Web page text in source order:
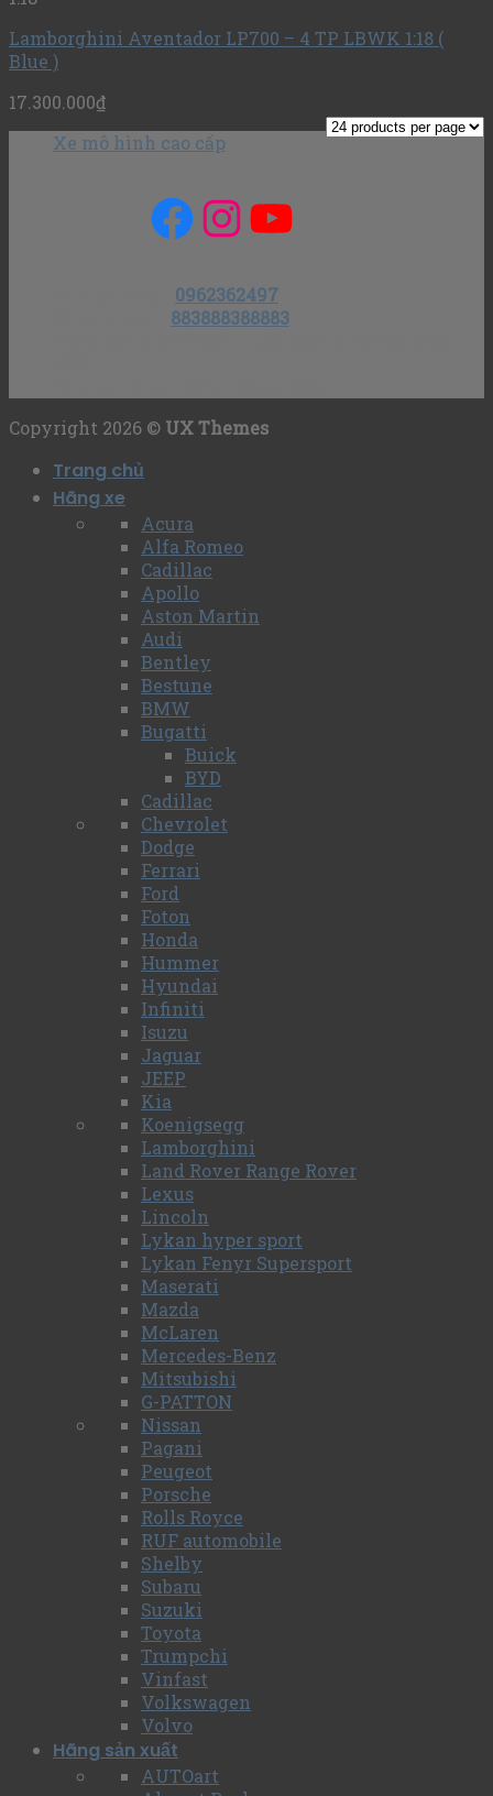
Lamborghini Aventador LP700 – 4 TP LBWK 1:18 (
Blue )
17.300.000₫
Xe mô hình cao cấp
Facebook
Instagram
YouTube
0962362497
883888388883
Copyright 2026 © UX Themes
Trang chủ
Hãng xe
Acura
Alfa Romeo
Cadillac
Apollo
Aston Martin
Audi
Bentley
Bestune
BMW
Bugatti
Buick
BYD
Cadillac
Chevrolet
Dodge
Ferrari
Ford
Foton
Honda
Hummer
Hyundai
Infiniti
Isuzu
Jaguar
JEEP
Kia
Koenigsegg
Lamborghini
Land Rover Range Rover
Lexus
Lincoln
Lykan hyper sport
Lykan Fenyr Supersport
Maserati
Mazda
McLaren
Mercedes-Benz
Mitsubishi
G-PATTON
Nissan
Pagani
Peugeot
Porsche
Rolls Royce
RUF automobile
Shelby
Subaru
Suzuki
Toyota
Trumpchi
Vinfast
Volkswagen
Volvo
Hãng sản xuất
AUTOart